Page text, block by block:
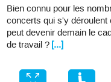
Bien connu pour les
concerts qui s'y déroulent
peut devenir demain le
de travail ? [...]